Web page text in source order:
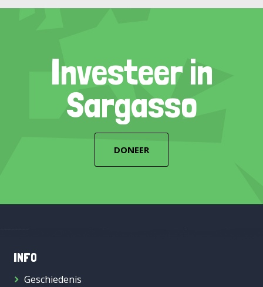
Investeer in
Sargasso
DONEER
INFO
Geschiedenis